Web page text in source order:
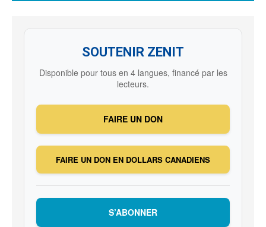
SOUTENIR ZENIT
Disponible pour tous en 4 langues, financé par les
lecteurs.
FAIRE UN DON
FAIRE UN DON EN DOLLARS CANADIENS
S’ABONNER